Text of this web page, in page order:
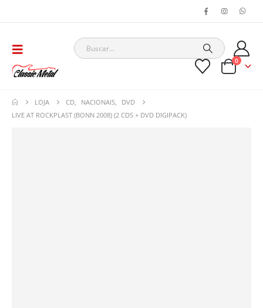
0
LOJA CD NACIONAIS
DVD
LIVE AT ROCKPLAST (BONN 2008) (2 CDS + DVD DIGIPACK)